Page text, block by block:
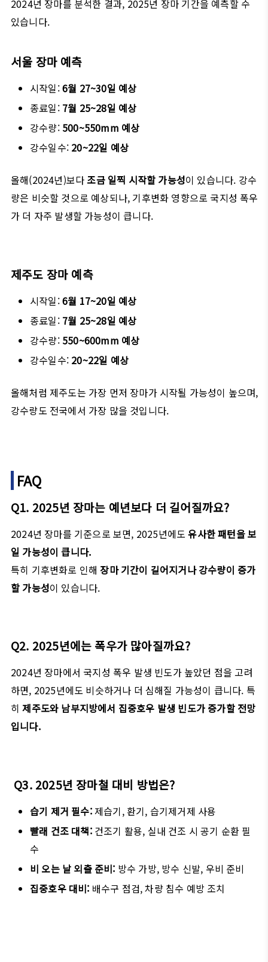
2024년 장마를 분석한 결과, 2025년 장마 기간을 예측할 수
있습니다.
서울 장마 예측
시작일:6월 27~30일 예상
종료일: 7월 25~28일 예상
강수량: 500~550mm 예상
강수일수: 20~22일 예상
올해(2024년)보다 조금 일찍 시작할 가능성이 있습니다. 강수
량은 비슷할 것으로 예상되나, 기후변화 영향으로 국지성 폭우
가 더 자주 발생할 가능성이 큽니다.
제주도 장마 예측
시작일:6월 17~20일 예상
종료일: 7월 25~28일 예상
강수량: 550~600mm 예상
강수일수: 20~22일 예상
올해처럼 제주도는 가장 먼저 장마가 시작될 가능성이 높으며,
강수량도 전국에서 가장 많을 것입니다.
FAQ
Q1. 2025년 장마는 예년보다 더 길어질까요?
2024년 장마를 기준으로 보면, 2025년에도유사한 패턴을 보
일 가능성이 큽니다.
특히 기후변화로 인해장마 기간이 길어지거나 강수량이 증가
할 가능성이 있습니다.
Q2. 2025년에는 폭우가 많아질까요?
2024년 장마에서 국지성 폭우 발생 빈도가 높았던 점을 고려
하면, 2025년에도 비슷하거나 더 심해질 가능성이 큽니다. 특
히제주도와 남부지방에서 집중호우 발생 빈도가 증가할 전망
입니다.
Q3. 2025년 장마철 대비 방법은?
습기 제거 필수:제습기, 환기, 습기제거제 사용
빨래 건조 대책:건조기 활용, 실내 건조 시 공기 순환 필
수
비 오는 날 외출 준비: 방수 가방, 방수 신발, 우비 준비
집중호우 대비: 배수구 점검, 차량 침수 예방 조치